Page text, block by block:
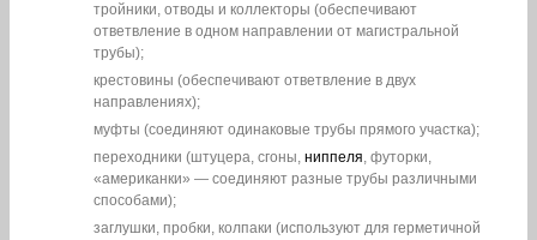
тройники, отводы и коллекторы (обеспечивают
ответвление в одном направлении от магистральной
трубы);
крестовины (обеспечивают ответвление в двух
направлениях);
муфты (соединяют одинаковые трубы прямого участка);
переходники (штуцера, сгоны, ниппеля, футорки,
«американки» — соединяют разные трубы различными
способами);
заглушки, пробки, колпаки (используют для герметичной